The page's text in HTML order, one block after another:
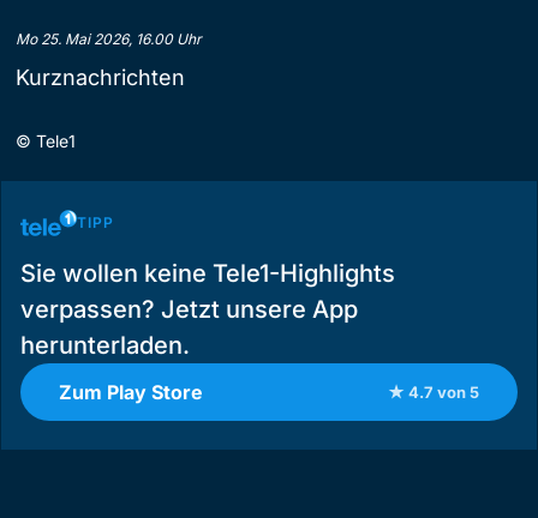
Mo 25. Mai 2026, 16.00 Uhr
Kurznachrichten
© Tele1
TIPP
Sie wollen keine Tele1-Highlights
verpassen? Jetzt unsere App
herunterladen.
Zum Play Store ★ 4.7 von 5